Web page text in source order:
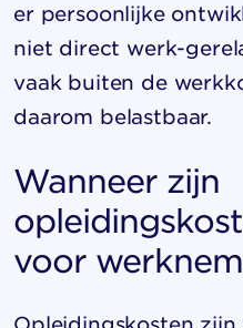
er persoonlijke
niet direct werk-
vaak buiten de
daarom belastbaar.
Wanneer zijn
voor